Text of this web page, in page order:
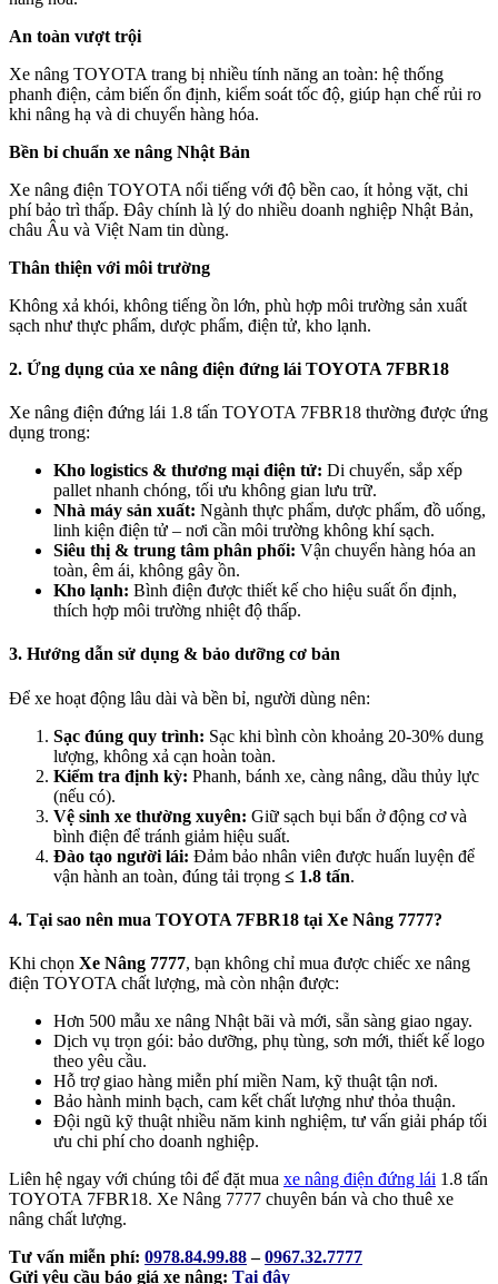
An toàn vượt trội
Xe nâng TOYOTA trang bị nhiều tính năng an toàn: hệ thống
phanh điện, cảm biến ổn định, kiểm soát tốc độ, giúp hạn chế rủi ro
khi nâng hạ và di chuyển hàng hóa.
Bền bỉ chuẩn xe nâng Nhật Bản
Xe nâng điện TOYOTA nổi tiếng với độ bền cao, ít hỏng vặt, chi
phí bảo trì thấp. Đây chính là lý do nhiều doanh nghiệp Nhật Bản,
châu Âu và Việt Nam tin dùng.
Thân thiện với môi trường
Không xả khói, không tiếng ồn lớn, phù hợp môi trường sản xuất
sạch như thực phẩm, dược phẩm, điện tử, kho lạnh.
2. Ứng dụng của xe nâng điện đứng lái TOYOTA 7FBR18
Xe nâng điện đứng lái 1.8 tấn TOYOTA 7FBR18 thường được ứng
dụng trong:
Kho logistics & thương mại điện tử: Di chuyển, sắp xếp
pallet nhanh chóng, tối ưu không gian lưu trữ.
Nhà máy sản xuất: Ngành thực phẩm, dược phẩm, đồ uống,
linh kiện điện tử – nơi cần môi trường không khí sạch.
Siêu thị & trung tâm phân phối: Vận chuyển hàng hóa an
toàn, êm ái, không gây ồn.
Kho lạnh: Bình điện được thiết kế cho hiệu suất ổn định,
thích hợp môi trường nhiệt độ thấp.
3. Hướng dẫn sử dụng & bảo dưỡng cơ bản
Để xe hoạt động lâu dài và bền bỉ, người dùng nên:
Sạc đúng quy trình: Sạc khi bình còn khoảng 20-30% dung
lượng, không xả cạn hoàn toàn.
Kiểm tra định kỳ: Phanh, bánh xe, càng nâng, dầu thủy lực
(nếu có).
Vệ sinh xe thường xuyên: Giữ sạch bụi bẩn ở động cơ và
bình điện để tránh giảm hiệu suất.
Đào tạo người lái: Đảm bảo nhân viên được huấn luyện để
vận hành an toàn, đúng tải trọng ≤ 1.8 tấn.
4. Tại sao nên mua TOYOTA 7FBR18 tại Xe Nâng 7777?
Khi chọn Xe Nâng 7777, bạn không chỉ mua được chiếc xe nâng
điện TOYOTA chất lượng, mà còn nhận được:
Hơn 500 mẫu xe nâng Nhật bãi và mới, sẵn sàng giao ngay.
Dịch vụ trọn gói: bảo dưỡng, phụ tùng, sơn mới, thiết kế logo
theo yêu cầu.
Hỗ trợ giao hàng miễn phí miền Nam, kỹ thuật tận nơi.
Bảo hành minh bạch, cam kết chất lượng như thỏa thuận.
Đội ngũ kỹ thuật nhiều năm kinh nghiệm, tư vấn giải pháp tối
ưu chi phí cho doanh nghiệp.
Liên hệ ngay với chúng tôi để đặt mua xe nâng điện đứng lái 1.8 tấn
TOYOTA 7FBR18. Xe Nâng 7777 chuyên bán và cho thuê xe
nâng chất lượng.
Tư vấn miễn phí: 0978.84.99.88 – 0967.32.7777
Gửi yêu cầu báo giá xe nâng: Tại đây